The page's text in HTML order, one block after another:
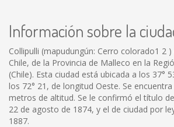
Información sobre la
Collipulli (mapudungún: Cerro colorado1 2
Chile, de la Provincia de Malleco en la
(Chile). Esta ciudad está ubicada a los 37°
los 72° 21, de longitud Oeste. Se
metros de altitud. Se le confirmó el título
22 de agosto de 1874, y el de ciudad por
1887.